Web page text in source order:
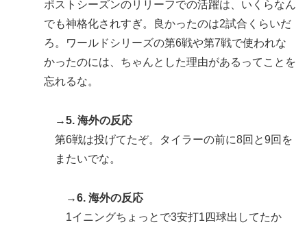
ポストシーズンのリリーフでの活躍は、いくらなん
でも神格化されすぎ。良かったのは2試合くらいだ
ろ。ワールドシリーズの第6戦や第7戦で使われな
かったのには、ちゃんとした理由があるってことを
忘れるな。
→5. 海外の反応
第6戦は投げてたぞ。タイラーの前に8回と9回を
またいでな。
→6. 海外の反応
1イニングちょっとで3安打1四球出してたか